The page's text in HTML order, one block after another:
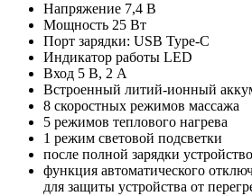
Напряжение 7,4 В
Мощность 25 Вт
Порт зарядки: USB Type-C
Индикатор работы LED
Вход 5 В, 2 А
Встроенный литий-ионный
8 скоростных режимов массажа
5 режимов теплового нагрева
1 режим световой подсветки
после полной зарядки
функция автоматического
для защиты устройства от